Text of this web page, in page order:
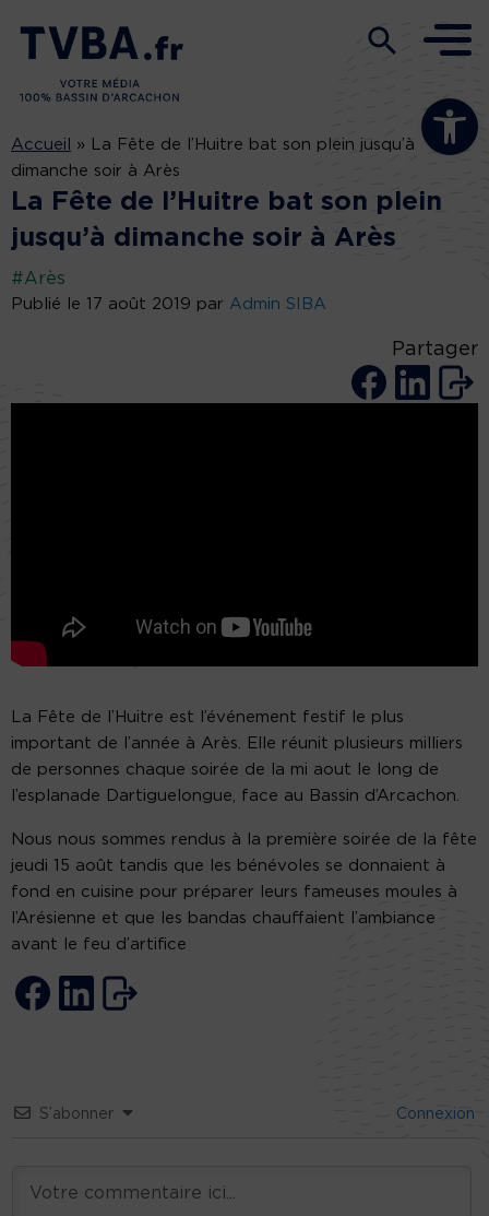
Ouvrir la
Accueil »
La Fête de l’Huitre bat son plein jusqu’à
dimanche soir à Arès
La Fête de l’Huitre bat son plein
jusqu’à dimanche soir à Arès
#Arès
Publié le 17 août 2019 par Admin SIBA
Partager
La Fête de l’Huitre est l’événement festif le plus
important de l’année à Arès. Elle réunit plusieurs milliers
de personnes chaque soirée de la mi aout le long de
l’esplanade Dartiguelongue, face au Bassin d’Arcachon.
Nous nous sommes rendus à la première soirée de la fête
jeudi 15 août tandis que les bénévoles se donnaient à
fond en cuisine pour préparer leurs fameuses moules à
l’Arésienne et que les bandas chauffaient l’ambiance
avant le feu d’artifice
S’abonner Connexion